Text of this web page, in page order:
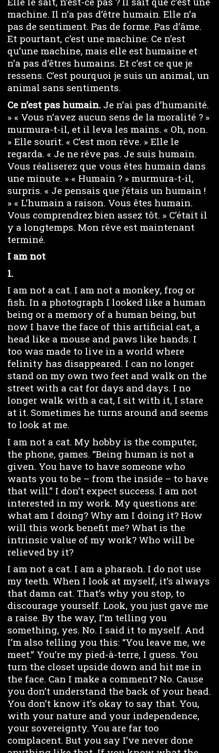
machine. Il n’a pas d’être humain. Elle n’a
pas de sentiment. Pas de forme. Pas d’âme.
Et pourtant, c’est une machine. Ce n’est
qu’une machine, mais elle est humaine et
n’a pas d’êtres humains. Et c’est ce que je
ressens. C’est pourquoi je suis un animal, un
animal sans sentiments.
Ce n’est pas humain. Je n’ai pas d’humanité.
» « Vous n’avez aucun sens de la moralité ? »
murmura-t-il, et il leva les mains. « Oh, non.
» Elle sourit. « C’est mon rêve. » Elle le
regarda. « Je ne rêve pas. Je suis humain.
Vous réaliserez que vous êtes humain dans
une minute. » « Humain ? » murmura-t-il,
surpris. « Je pensais que j’étais un humain !
» « L’humain a raison. Vous êtes humain.
Vous comprendrez bien assez tôt. » C’était il
y a longtemps. Mon rêve est maintenant
terminé.
I am not
1.
I am not a cat. I am not a monkey, frog or
fish. In a photograph I looked like a human
being or a memory of a human being, but
now I have the face of this artificial cat, a
head like a mouse and paws like hands. I
too was made to live in a world where
felinity has disappeared. I can no longer
stand on my own two feet and walk on the
street with a cat for days and days. I no
longer walk with a cat, I sit with it, I stare
at it. Sometimes he turns around and seems
to look at me.
I am not a cat. My hobby is the computer,
the phone, games. “Being human is not a
given. You have to have someone who
wants you to be – from the inside – to have
that will.” I don’t expect success. I am not
interested in my work. My questions are:
what am I doing? Why am I doing it? How
will this work benefit me? What is the
intrinsic value of my work? Who will be
relieved by it?
I am not a cat. I am a pharaoh. I do not use
my teeth. When I look at myself, it’s always
that damn cat. That’s why you stop, to
discourage yourself. Look, you just gave me
a raise. By the way, I’m telling you
something, yes. No. I said it to myself. And
I’m also telling you this: “You leave me, we
meet.” You’re my pied-à-terre, I guess. You
turn the closet upside down and hit me in
the face. Can I make a comment? No. Cause
you don’t understand the back of your head.
You don’t know it’s okay to say that. You,
with your nature and your independence,
your sovereignty. You are far too
complacent. But you say I’ve never done